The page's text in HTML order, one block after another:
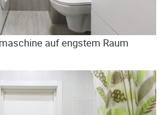
auf engstem Raum